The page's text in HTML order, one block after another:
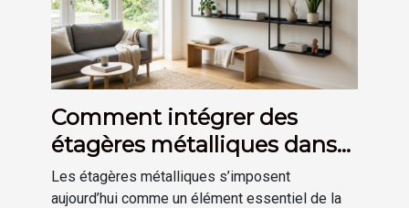
Comment intégrer des
étagères métalliques dans
une déco moderne ?
Les étagères métalliques s’imposent
aujourd’hui comme un élément essentiel de la